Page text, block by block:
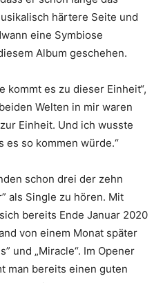
härtere Seite und
eine Symbiose
Album geschehen.
kommt es zu dieser Einheit“,
Welten in mir waren
Einheit. Und ich wusste
es so kommen würde.“
schon drei der zehn
als Single zu hören. Mit
bereits Ende Januar 2020
von einem Monat später
und „Miracle“. Im Opener
man bereits einen guten